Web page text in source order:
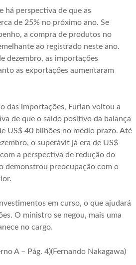
há perspectiva de que as
de 25% no próximo ano. Se
a compra de produtos no
ao registrado neste ano.
dezembro, as importações
as exportações aumentaram
das importações, Furlan voltou a
de que o saldo positivo da balança
US$ 40 bilhões no médio prazo. Até
o superávit já era de US$
a perspectiva de redução do
demonstrou preocupação com o
em curso, o que ajudará
O ministro se negou, mais uma
no cargo.
A – Pág. 4)(Fernando Nakagawa)